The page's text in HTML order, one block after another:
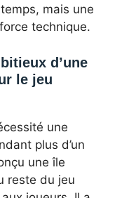
mais une
technique.
d’une
le jeu
une
plus d’un
une île
reste du jeu